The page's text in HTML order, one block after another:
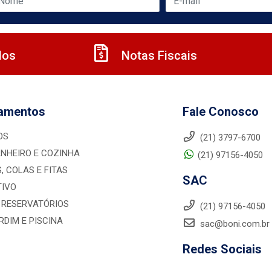
Notas Fiscais
E COZINHA
COLAS E FITAS
E PISCINA
Fale Conosco
(21) 3797-6700
(21) 97156-4050
SAC
(21) 97156-4050
sac@boni.com.br
Redes Sociais